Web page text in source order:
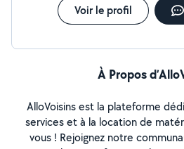
Voir le profil
À Propos
AlloVoisins est la plateforme
services et à la location de
vous ! Rejoignez notre